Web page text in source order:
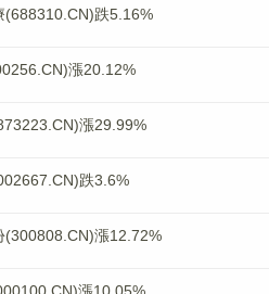
(688310.CN)跌5.16%
漲20.12%
漲29.99%
跌3.6%
(300808.CN)漲12.72%